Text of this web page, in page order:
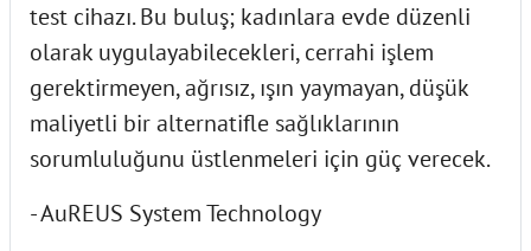
test cihazı. Bu buluş; kadınlara evde düzenli
olarak uygulayabilecekleri, cerrahi işlem
gerektirmeyen, ağrısız, ışın yaymayan, düşük
maliyetli bir alternatifle sağlıklarının
sorumluluğunu üstlenmeleri için güç verecek.
- AuREUS System Technology